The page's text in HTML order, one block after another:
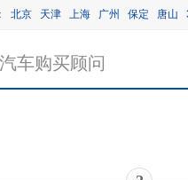
北京 天津 上海 广州 保定 唐山
车购买顾问